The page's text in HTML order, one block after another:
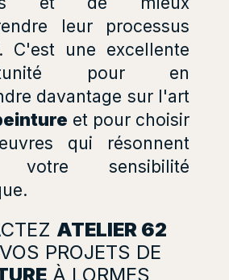
leur processus
C'est une excellente
pour en
davantage sur l'art
et pour choisir
qui résonnent
votre sensibilité
ATELIER 62
PROJETS DE
À LORMES